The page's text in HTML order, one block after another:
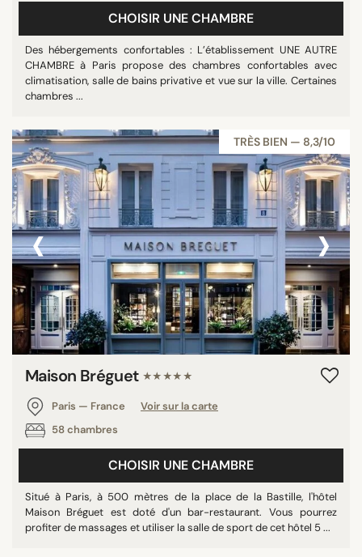
CHOISIR UNE CHAMBRE
Des hébergements confortables : L’établissement UNE AUTRE
CHAMBRE à Paris propose des chambres confortables avec
climatisation, salle de bains privative et vue sur la ville. Certaines
chambres ...
TRÈS BIEN — 8,3/10
‹ ›
Maison Bréguet ★★★★★
Paris — France
Voir sur la carte
58 chambres
CHOISIR UNE CHAMBRE
Situé à Paris, à 500 mètres de la place de la Bastille, l'hôtel
Maison Bréguet est doté d'un bar-restaurant. Vous pourrez
profiter de massages et utiliser la salle de sport de cet hôtel 5 ...